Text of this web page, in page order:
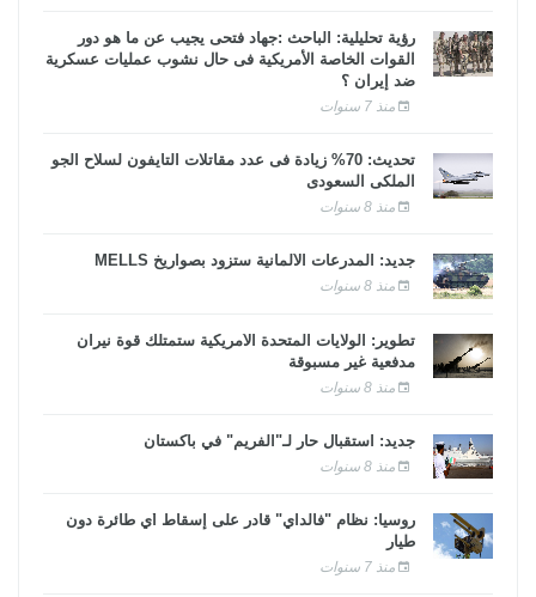
رؤية تحليلية: الباحث :جهاد فتحى يجيب عن ما هو دور
القوات الخاصة الأمريكية فى حال نشوب عمليات عسكرية
ضد إيران ؟
منذ 7 سنوات
تحديث: 70% زيادة فى عدد مقاتلات التايفون لسلاح الجو
الملكى السعودى
منذ 8 سنوات
جديد: المدرعات الألمانية ستزود بصواريخ MELLS
منذ 8 سنوات
تطوير: الولايات المتحدة الأمريكية ستمتلك قوة نيران
مدفعية غير مسبوقة
منذ 8 سنوات
جديد: استقبال حار لـ"الفريم" في باكستان
منذ 8 سنوات
روسيا: نظام "فالداي" قادر على إسقاط أي طائرة دون
طيار
منذ 7 سنوات